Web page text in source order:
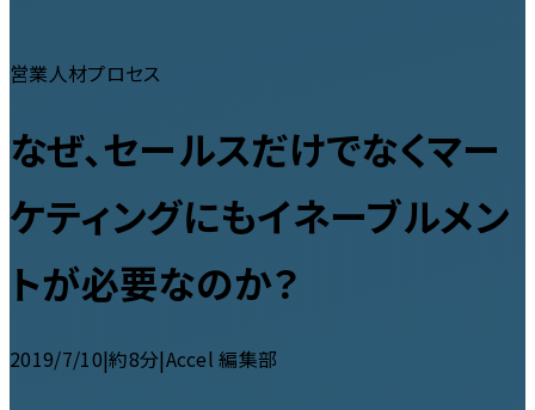
営業人材プロセス
なぜ、セールスだけでなくマー
ケティングにもイネーブルメン
トが必要なのか？
2019/7/10|約8分|Accel 編集部